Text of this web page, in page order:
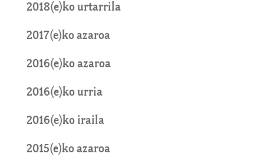
2018(e)ko urtarrila
2017(e)ko azaroa
2016(e)ko azaroa
2016(e)ko urria
2016(e)ko iraila
2015(e)ko azaroa